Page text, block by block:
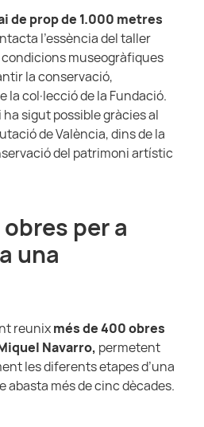
de prop de 1.000 metres
l’essència del taller
museogràfiques
la conservació,
la col·lecció de la Fundació.
ha sigut possible gràcies al
de València, dins de la
del patrimoni artístic
per a
una
reunixmés de 400 obres
Navarro, permetent
les diferents etapes d’una
abasta més de cinc dècades.